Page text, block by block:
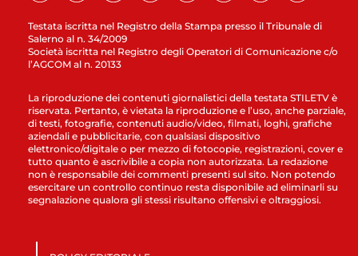
Testata iscritta nel Registro della Stampa presso il Tribunale di
Salerno al n. 34/2009
Società iscritta nel Registro degli Operatori di Comunicazione c/o
l’AGCOM al n. 20133
La riproduzione dei contenuti giornalistici della testata STILETV è
riservata. Pertanto, è vietata la riproduzione e l’uso, anche parziale,
di testi, fotografie, contenuti audio/video, filmati, loghi, grafiche
aziendali e pubblicitarie, con qualsiasi dispositivo
elettronico/digitale o per mezzo di fotocopie, registrazioni, cover e
tutto quanto è ascrivibile a copia non autorizzata. La redazione
non è responsabile dei commenti presenti sul sito. Non potendo
esercitare un controllo continuo resta disponibile ad eliminarli su
segnalazione qualora gli stessi risultano offensivi e oltraggiosi.